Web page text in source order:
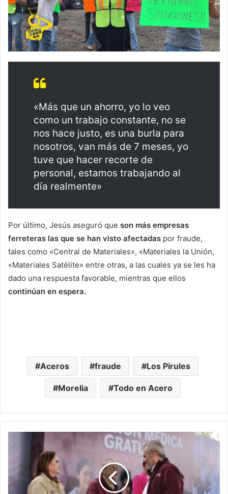
«Más que un ahorro, yo lo veo
como un trabajo constante, no se
nos hace justo, es una burla para
nosotros, van más de 7 meses, yo
tuve que hacer recorte de
personal, estamos trabajando al
día realmente»
Por último, Jesús aseguró que son más empresas
ferreteras las que se han visto afectadas por fraude,
tales como «Central de Materiales», «Materiales la Unión,
«Materiales Satélite» entre otras, a las cuales ya se les ha
dado una respuesta favorable, mientras que ellos
continúan en espera.
Aceros fraude Los Pirules
Morelia Todo en Acero
#Michoacán